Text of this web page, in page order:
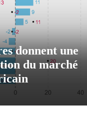
donnent une
du marché